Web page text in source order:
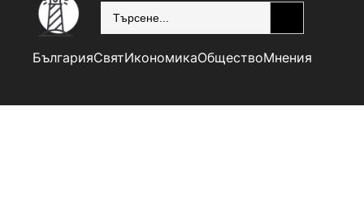
БългарияСвятИкономикаОбществоМнения